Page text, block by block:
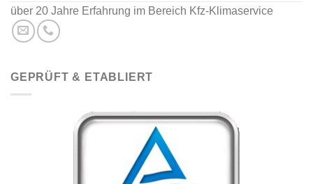
über 20 Jahre Erfahrung im Bereich Kfz-Klimaservice
GEPRÜFT & ETABLIERT